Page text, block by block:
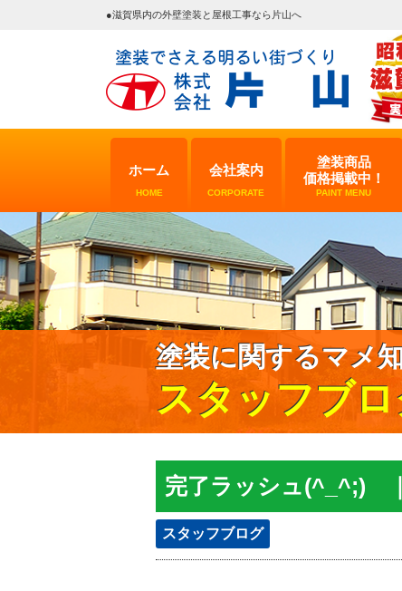
●滋賀県内の外壁塗装と屋根工事なら片山へ
ホーム
HOME
会社案内
CORPORATE
塗装商品
価格掲載中！
PAINT MENU
塗装に関するマメ
スタッフブ
完了ラッシュ(^_^;)
スタッフブログ